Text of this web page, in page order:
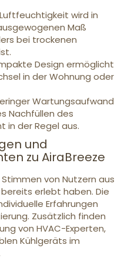
wird in
Maß
bei trockenen
Design ermöglicht
in der Wohnung oder
Wartungsaufwand
Nachfüllen des
in der Regel aus.
und
zu AiraBreeze
von Nutzern aus
erlebt haben. Die
Erfahrungen
Zusätzlich finden
von HVAC-Experten,
Kühlgeräts im